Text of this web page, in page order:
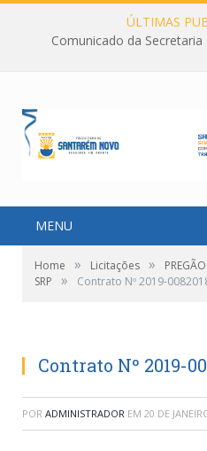
ÚLTIMAS
Comunicado da
MENU
Home » Licitações »
SRP
» Contrato Nº 2019-
Contrato Nº 2019-
POR ADMINISTRADOR EM 20 DE